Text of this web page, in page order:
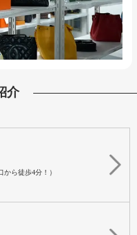
介
から徒歩4分！）